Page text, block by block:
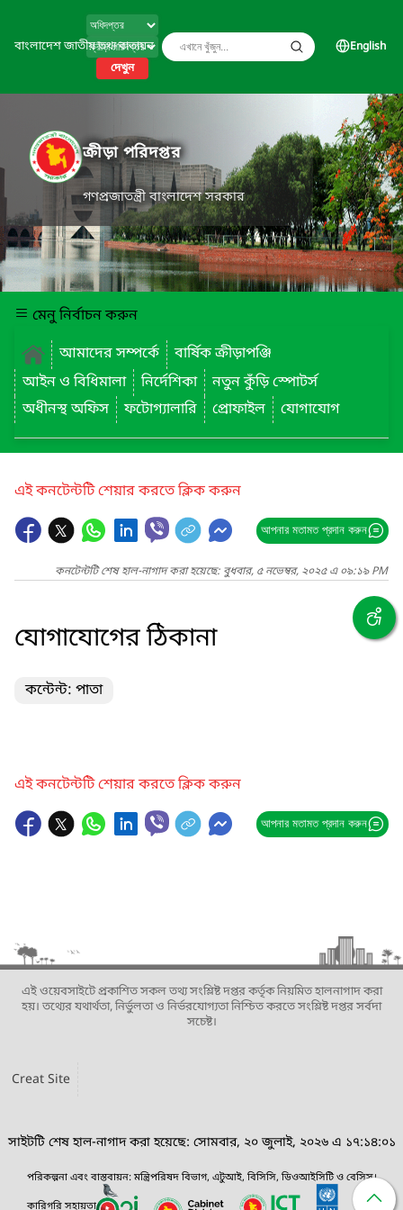
বাংলাদেশ জাতীয় তথ্য বাতায়ন
দেখুন
English
ক্রীড়া পরিদপ্তর
গণপ্রজাতন্ত্রী বাংলাদেশ সরকার
মেনু নির্বাচন করুন
আমাদের সম্পর্কে
বার্ষিক ক্রীড়াপঞ্জি
আইন ও বিধিমালা
নির্দেশিকা
নতুন কুঁড়ি স্পোটর্স
অধীনস্থ অফিস
ফটোগ্যালারি প্রোফাইল যোগাযোগ
এই কনটেন্টটি শেয়ার করতে ক্লিক করুন
আপনার মতামত প্রদান করুন
কনটেন্টটি শেষ হাল-নাগাদ করা হয়েছে: বুধবার, ৫ নভেম্বর, ২০২৫ এ ০৯:১৯ PM
যোগাযোগের ঠিকানা
কন্টেন্ট: পাতা
এই কনটেন্টটি শেয়ার করতে ক্লিক করুন
আপনার মতামত প্রদান করুন
এই ওয়েবসাইটে প্রকাশিত সকল তথ্য সংশ্লিষ্ট দপ্তর কর্তৃক নিয়মিত হালনাগাদ করা
হয়। তথ্যের যথার্থতা, নির্ভুলতা ও নির্ভরযোগ্যতা নিশ্চিত করতে সংশ্লিষ্ট দপ্তর সর্বদা
সচেষ্ট।
Creat Site
সাইটটি শেষ হাল-নাগাদ করা হয়েছে: সোমবার, ২০ জুলাই, ২০২৬ এ ১৭:১৪:০১
পরিকল্পনা এবং বাস্তবায়ন: মন্ত্রিপরিষদ বিভাগ, এটুআই, বিসিসি, ডিওআইসিটি ও বেসিস।
কারিগরি সহায়তা